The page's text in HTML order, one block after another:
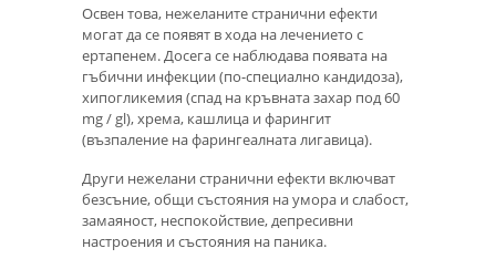
Освен това, нежеланите странични ефекти
могат да се появят в хода на лечението с
ертапенем. Досега се наблюдава появата на
гъбични инфекции (по-специално кандидоза),
хипогликемия (спад на кръвната захар под 60
mg / gl), хрема, кашлица и фарингит
(възпаление на фарингеалната лигавица).
Други нежелани странични ефекти включват
безсъние, общи състояния на умора и слабост,
замаяност, неспокойствие, депресивни
настроения и състояния на паника.